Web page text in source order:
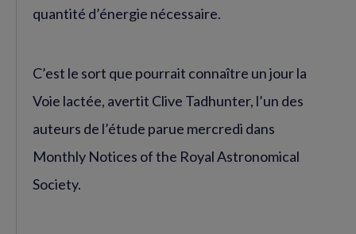
quantité d’énergie nécessaire.
C’est le sort que pourrait connaître un jour la
Voie lactée, avertit Clive Tadhunter, l’un des
auteurs de l’étude parue mercredi dans
Monthly Notices of the Royal Astronomical
Society.